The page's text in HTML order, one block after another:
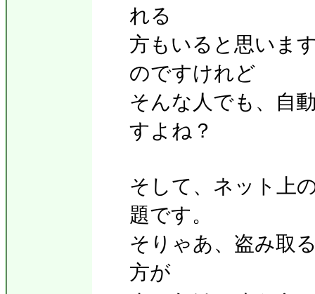
れる
方もいると思いま
のですけれど
そんな人でも、自
すよね？
そして、ネット上
題です。
そりゃあ、盗み取
方が